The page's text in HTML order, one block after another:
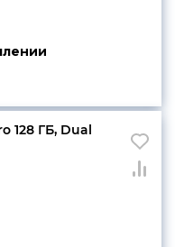
128 ГБ, Dual